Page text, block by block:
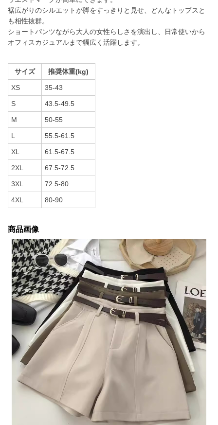
裾広がりのシルエットが脚をすっきりと見せ、どんなトップスと
も相性抜群。
ショートパンツながら大人の女性らしさを演出し、日常使いから
オフィスカジュアルまで幅広く活躍します。
サイズ 推奨体重(kg)
XS 35-43
S 43.5-49.5
M 50-55
L 55.5-61.5
XL 61.5-67.5
2XL 67.5-72.5
3XL 72.5-80
4XL 80-90
商品画像